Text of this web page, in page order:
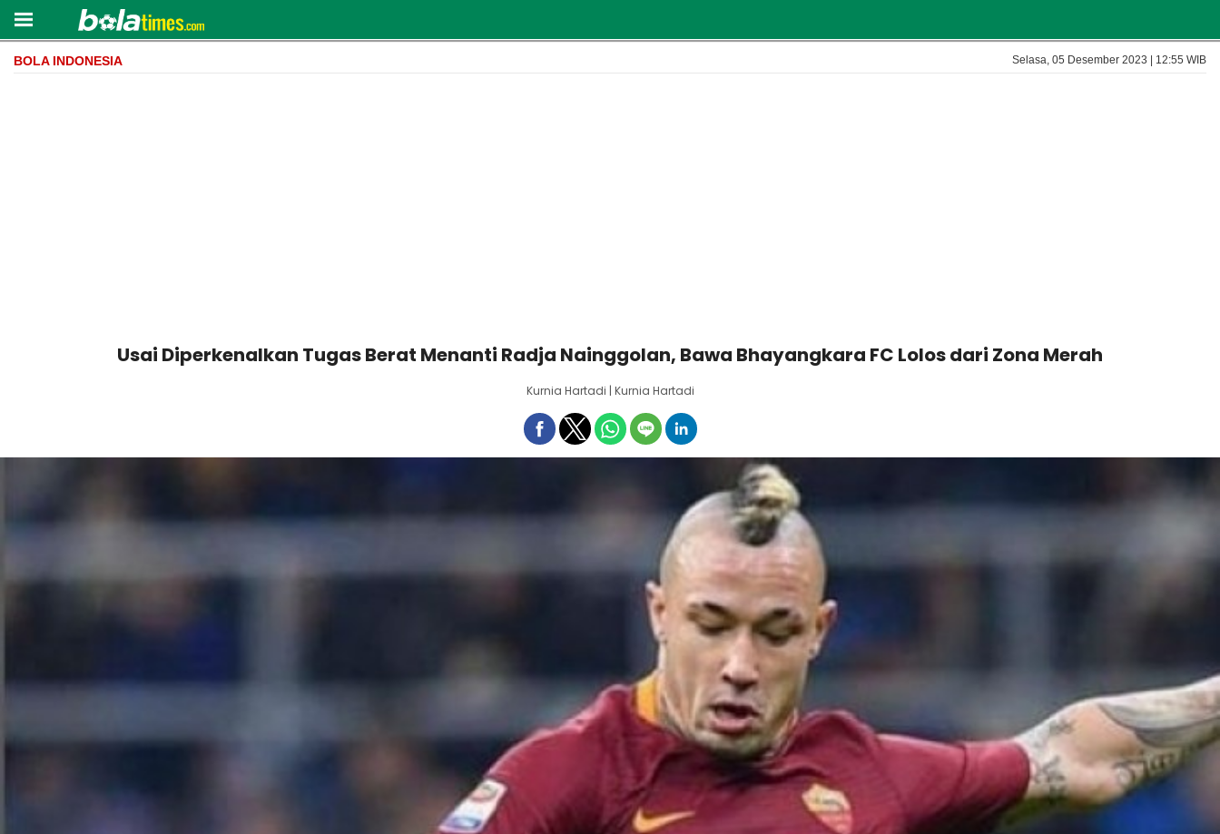
BOLA INDONESIA Selasa, 05 Desember 2023 | 12:55 WIB
Usai Diperkenalkan Tugas Berat Menanti Radja Nainggolan, Bawa Bhayangkara FC Lolos dari Zona Merah
Kurnia Hartadi | Kurnia Hartadi